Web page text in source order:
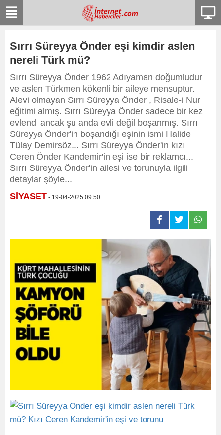
Sırrı Süreyya Önder eşi kimdir aslen
nereli Türk mü?
Sırrı Süreyya Önder 1962 Adıyaman doğumludur
ve aslen Türkmen kökenli bir aileye mensuptur.
Alevi olmayan Sırrı Süreyya Önder , Risale-i Nur
eğitimi almış. Sırrı Süreyya Önder sadece bir kez
evlendi ancak şu anda evli değil boşanmış. Sırrı
Süreyya Önder'in boşandığı eşinin ismi Halide
Tülay Demirsöz... Sırrı Süreyya Önder'in kızı
Ceren Önder Kandemir'in eşi ise bir reklamcı...
Sırrı Süreyya Önder'in ailesi ve torunuyla ilgili
detaylar şöyle...
SİYASET - 19-04-2025 09:50